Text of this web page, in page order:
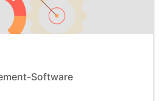
Software